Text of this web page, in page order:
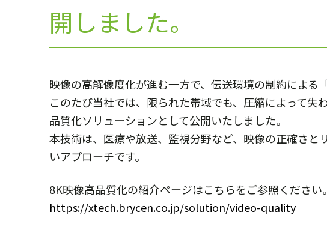
開しました。
映像の高解像度化が進む一方で、伝送環境の制約による
このたび当社では、限られた帯域でも、圧縮によって
品質化ソリューションとして公開いたしました。
本技術は、医療や放送、監視分野など、映像の正確さ
いアプローチです。
8K映像高品質化の紹介ページはこちらをご参照ください。
https://xtech.brycen.co.jp/solution/video-quality